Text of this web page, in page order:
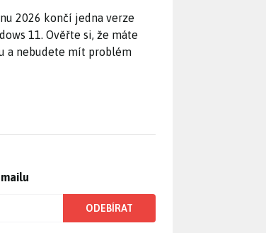
2026 končí jedna verze
11. Ověřte si, že máte
a nebudete mít problém
ODEBÍRAT